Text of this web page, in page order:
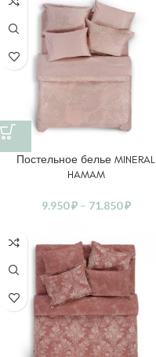
Постельное белье MINERAL
HAMAM
9.950₽ – 71.850₽